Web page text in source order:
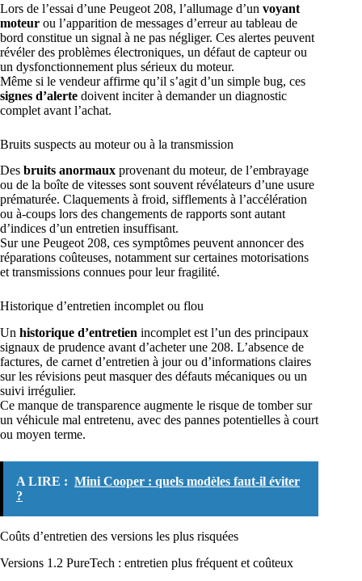
Lors de l’essai d’une Peugeot 208, l’allumage d’un voyant
moteur ou l’apparition de messages d’erreur au tableau de
bord constitue un signal à ne pas négliger. Ces alertes peuvent
révéler des problèmes électroniques, un défaut de capteur ou
un dysfonctionnement plus sérieux du moteur.
Même si le vendeur affirme qu’il s’agit d’un simple bug, ces
signes d’alerte doivent inciter à demander un diagnostic
complet avant l’achat.
Bruits suspects au moteur ou à la transmission
Des bruits anormaux provenant du moteur, de l’embrayage
ou de la boîte de vitesses sont souvent révélateurs d’une usure
prématurée. Claquements à froid, sifflements à l’accélération
ou à-coups lors des changements de rapports sont autant
d’indices d’un entretien insuffisant.
Sur une Peugeot 208, ces symptômes peuvent annoncer des
réparations coûteuses, notamment sur certaines motorisations
et transmissions connues pour leur fragilité.
Historique d’entretien incomplet ou flou
Un historique d’entretien incomplet est l’un des principaux
signaux de prudence avant d’acheter une 208. L’absence de
factures, de carnet d’entretien à jour ou d’informations claires
sur les révisions peut masquer des défauts mécaniques ou un
suivi irrégulier.
Ce manque de transparence augmente le risque de tomber sur
un véhicule mal entretenu, avec des pannes potentielles à court
ou moyen terme.
A LIRE : Mini Cooper : quels modèles faut-il éviter
?
Coûts d’entretien des versions les plus risquées
Versions 1.2 PureTech : entretien plus fréquent et coûteux